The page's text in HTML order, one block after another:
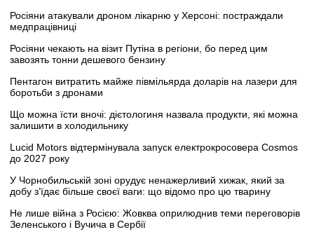
Росіяни атакували дроном лікарню у Херсоні: постраждали
медпрацівниці
Росіяни чекають на візит Путіна в регіони, бо перед цим
завозять тонни дешевого бензину
Пентагон витратить майже півмільярда доларів на лазери для
боротьби з дронами
Що можна їсти вночі: дієтологиня назвала продукти, які можна
залишити в холодильнику
Lucid Motors відтермінувала запуск електрокросовера Cosmos
до 2027 року
У Чорнобильській зоні орудує ненажерливий хижак, який за
добу з’їдає більше своєї ваги: що відомо про цю тварину
Не лише війна з Росією: Жовква оприлюднив теми переговорів
Зеленського і Вучича в Сербії